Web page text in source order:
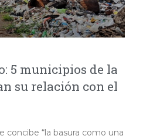
5 municipios de la
su relación con el
concibe “la basura como una